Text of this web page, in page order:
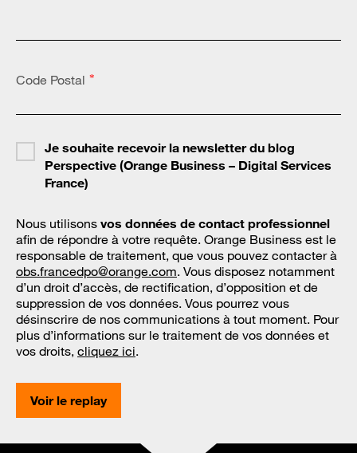
*
Code Postal
Je souhaite recevoir la newsletter du blog
Perspective (Orange Business – Digital Services
France)
Nous utilisons vos données de contact professionnel
afin de répondre à votre requête. Orange Business est le
responsable de traitement, que vous pouvez contacter à
obs.francedpo@orange.com. Vous disposez notamment
d’un droit d’accès, de rectification, d’opposition et de
suppression de vos données. Vous pourrez vous
désinscrire de nos communications à tout moment. Pour
plus d’informations sur le traitement de vos données et
vos droits, cliquez ici.
Voir le replay